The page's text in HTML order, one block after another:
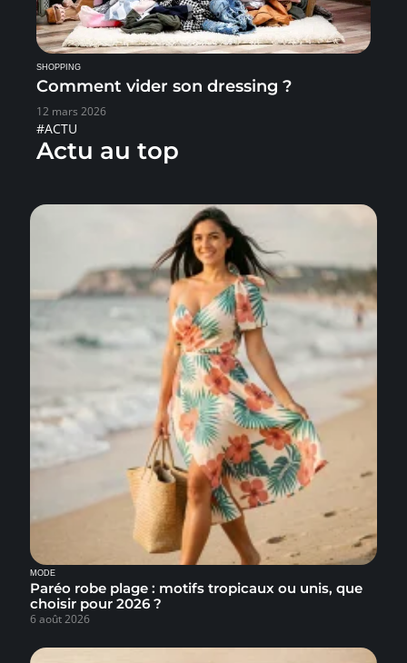
SHOPPING
Comment vider son dressing ?
12 mars 2026
#ACTU
Actu au top
MODE
Paréo robe plage : motifs tropicaux ou unis, que
choisir pour 2026 ?
6 août 2026